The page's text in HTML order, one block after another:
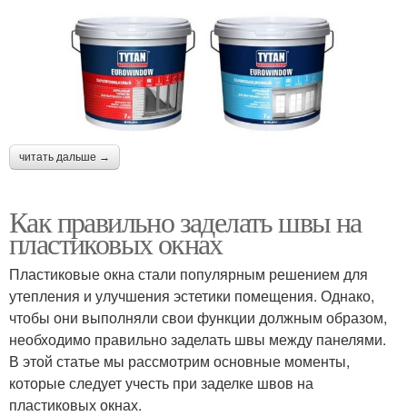
читать дальше →
Как правильно заделать швы на
пластиковых окнах
Пластиковые окна стали популярным решением для
утепления и улучшения эстетики помещения. Однако,
чтобы они выполняли свои функции должным образом,
необходимо правильно заделать швы между панелями.
В этой статье мы рассмотрим основные моменты,
которые следует учесть при заделке швов на
пластиковых окнах.